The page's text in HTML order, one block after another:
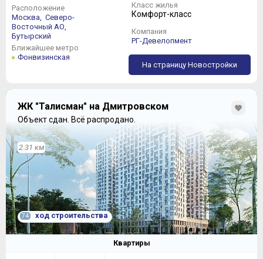
Расположение
Москва, Северо-
Восточный АО,
Бутырский
Ближайшее метро
Фонвизинская
Класс жилья
Комфорт-класс
Компания
РГ-Девелопмент
На страницу Новостройки
ЖК "Талисман" на Дмитровском
Объект сдан. Всё распродано.
2.31 км
74 ход строительства
Квартиры